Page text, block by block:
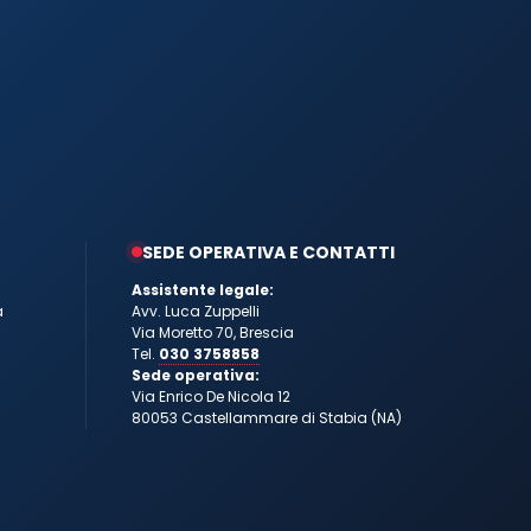
SEDE OPERATIVA E CONTATTI
Assistente legale:
Avv. Luca Zuppelli
Via Moretto 70, Brescia
Tel. 030 3758858
Sede operativa:
Via Enrico De Nicola 12
80053 Castellammare di Stabia (NA)